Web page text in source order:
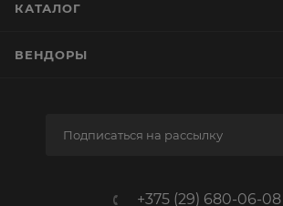
КАТАЛОГ
ВЕНДОРЫ
Подписаться на рассылку
+375 (29) 680-06-08